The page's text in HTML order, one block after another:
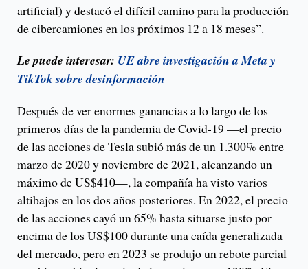
artificial) y destacó el difícil camino para la producción
de cibercamiones en los próximos 12 a 18 meses”.
Le puede interesar: UE abre investigación a Meta y
TikTok sobre desinformación
Después de ver enormes ganancias a lo largo de los
primeros días de la pandemia de Covid-19 —el precio
de las acciones de Tesla subió más de un 1.300% entre
marzo de 2020 y noviembre de 2021, alcanzando un
máximo de US$410—, la compañía ha visto varios
altibajos en los dos años posteriores. En 2022, el precio
de las acciones cayó un 65% hasta situarse justo por
encima de los US$100 durante una caída generalizada
del mercado, pero en 2023 se produjo un rebote parcial